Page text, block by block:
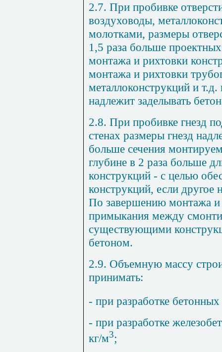
2.7. При пробивке
воздуховоды,
молотками, размеры
1,5 раза больше
монтажа и рихтовки
монтажа и рихтовки
металлоконструкций и
надлежит заделывать
2.8. При пробивке гнезд
стенах размеры гнезд
больше сечения
глубине в 2 раза больше
конструкций - с целью
конструкций, если другое
По завершению монтажа и
примыкания между
существующими
бетоном.
2.9. Объемную массу
принимать:
- при разработке
- при разработке
кг/м3;